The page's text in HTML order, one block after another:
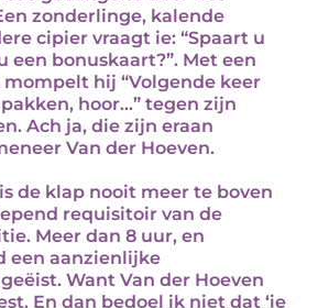
zonderlinge, kalende
cipier vraagt ie: “Spaart u
een bonuskaart?”. Met een
hij “Volgende keer
hoor...” tegen zijn
Ach ja, die zijn eraan
Van der Hoeven.
de klap nooit meer te boven
requisitoir van de
Meer dan 8 uur, en
een aanzienlijke
Want Van der Hoeven
En dan bedoel ik niet dat ‘ie